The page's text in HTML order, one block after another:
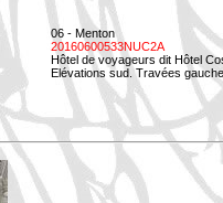
06 - Menton
20160600533NUC2A
Hôtel de voyageurs dit Hôtel
Elévations sud. Travées